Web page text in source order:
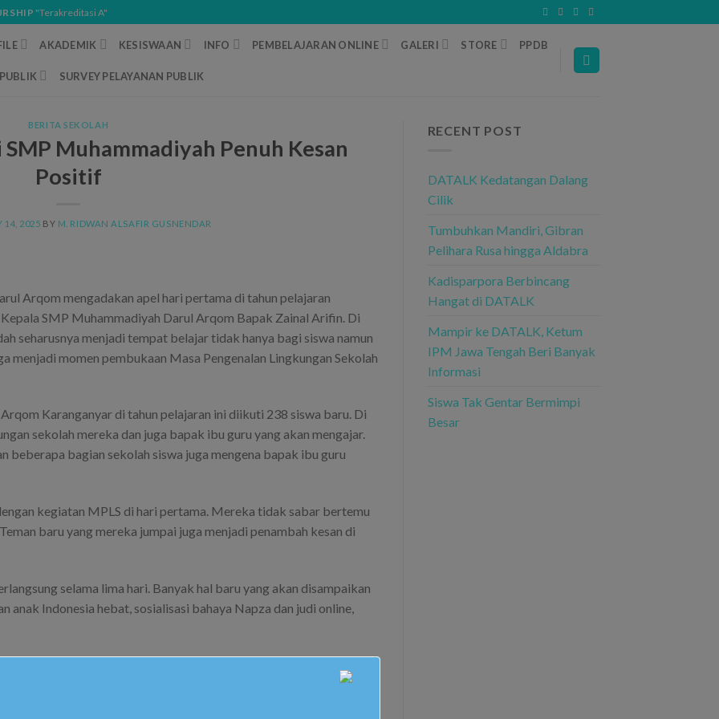
"Terakreditasi A"
AKADEMIK KESISWAAN INFO PEMBELAJARAN ONLINE GALERI STORE PPDB
SURVEY PELAYANAN PUBLIK
BERITA SEKOLAH
Muhammadiyah Penuh Kesan
Positif
14, 2025 BY M. RIDWAN ALSAFIR GUSNENDAR
Arqom mengadakan apel hari pertama di tahun pelajaran
SMP Muhammadiyah Darul Arqom Bapak Zainal Arifin. Di
seharusnya menjadi tempat belajar tidak hanya bagi siswa namun
menjadi momen pembukaan Masa Pengenalan Lingkungan Sekolah
Karanganyar di tahun pelajaran ini diikuti 238 siswa baru. Di
sekolah mereka dan juga bapak ibu guru yang akan mengajar.
beberapa bagian sekolah siswa juga mengena bapak ibu guru
kegiatan MPLS di hari pertama. Mereka tidak sabar bertemu
baru yang mereka jumpai juga menjadi penambah kesan di
selama lima hari. Banyak hal baru yang akan disampaikan
anak Indonesia hebat, sosialisasi bahaya Napza dan judi online,
RECENT POST
DATALK Kedatangan Dalang
Cilik
Tumbuhkan Mandiri, Gibran
Pelihara Rusa hingga Aldabra
Kadisparpora Berbincang
Hangat di DATALK
Mampir ke DATALK, Ketum
IPM Jawa Tengah Beri Banyak
Informasi
Siswa Tak Gentar Bermimpi
Besar